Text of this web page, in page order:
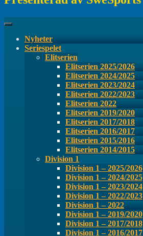
Nyheter
Seriespelet
Elitserien
Elitserien 2025/2026
Elitserien 2024/2025
Elitserien 2023/2024
Elitserien 2022/2023
Elitserien 2022
Elitserien 2019/2020
Elitserien 2017/2018
Elitserien 2016/2017
Elitserien 2015/2016
Elitserien 2014/2015
Division 1
Division 1 – 2025/2026
Division 1 – 2024/2025
Division 1 – 2023/2024
Division 1 – 2022/2023
Division 1 – 2022
Division 1 – 2019/2020
Division 1 – 2017/2018
Division 1 – 2016/2017